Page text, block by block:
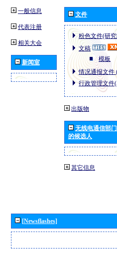
一般信息
代表注册
相关大会
新闻室
文件
粉色文件(研
文稿
模板
情况通报文件
行政管理文件
出版物
无线电通信部
的候选人
其它信息
[Newsflashes]